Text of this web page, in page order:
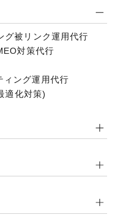
グ被リンク運用代行
対策代行
ィング運用代行
適化対策)